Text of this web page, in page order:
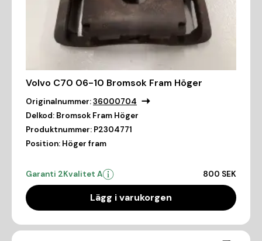
Volvo C70 06-10 Bromsok Fram Höger
Originalnummer:36000704
Delkod: Bromsok Fram Höger
Produktnummer: P2304771
Position: Höger fram
Garanti 2Kvalitet A 800 SEK
Lägg i varukorgen